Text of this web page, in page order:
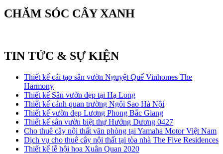
CHĂM SÓC CÂY XANH
TIN TỨC & SỰ KIỆN
Thiết kế cải tạo sân vườn Nguyệt Quế Vinhomes The
Harmony
Thiết kế Sân vườn đẹp tại Hạ Long
Thiết kế cảnh quan trường Ngôi Sao Hà Nội
Thiết kế vườn đẹp Lương Phong Bắc Giang
Thiết kế sân vườn biệt thự Hướng Dương 0427
Cho thuê cây nội thất văn phòng tại Yamaha Motor Việt Nam
Dịch vụ cho thuê cây nội thất tại tòa nhà The Five Residences
Thiết kế lễ hội hoa Xuân Quan 2020